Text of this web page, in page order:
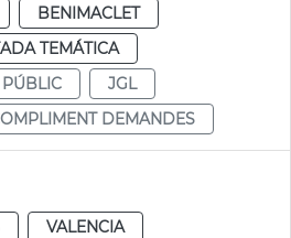
BENIMACLET
TEMÁTICA
JGL
DEMANDES
VALENCIA